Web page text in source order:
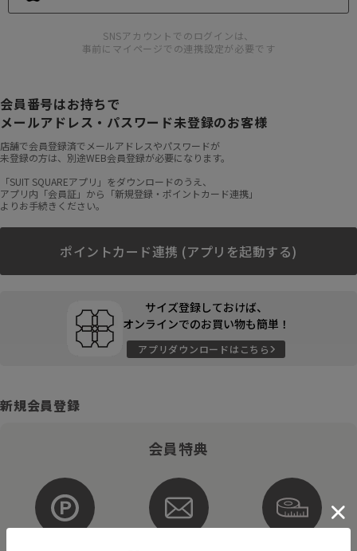
SNSアカウントでのログインは、
事前にマイページでの連携設定が必要です
会員番号はお持ちで
メールアドレス・パスワード未登録のお客様
店舗で会員登録済でメールアドレスやパスワードが
未登録の方は、別途WEB会員登録が必要になります。
「SUIT SQUAREアプリ」をダウンロードのうえ、
アプリ内「会員証」から「新規登録・ポイントカード連携」
よりお手続きください。
ポイントカード連携 (アプリを起動する)
サイズ登録しておけば、
オンラインでのお買い物も簡単！
アプリダウンロードはこちら
新規会員登録
会員特典